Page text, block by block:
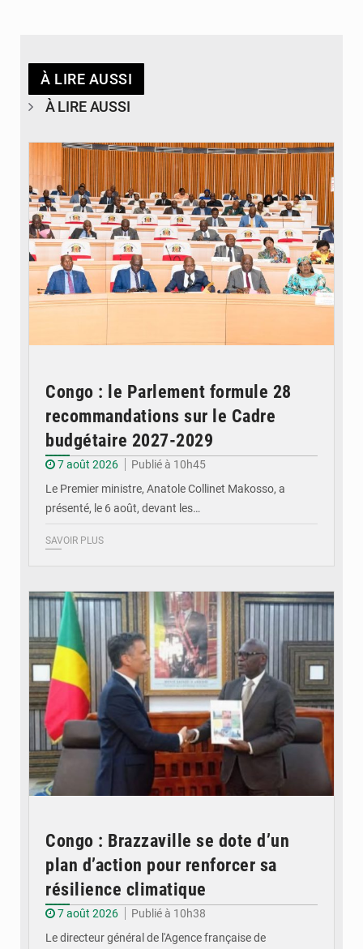
À LIRE AUSSI
À LIRE AUSSI
Congo : le Parlement formule 28
recommandations sur le Cadre
budgétaire 2027-2029
7 août 2026
Publié à 10h45
Le Premier ministre, Anatole Collinet Makosso, a
présenté, le 6 août, devant les…
SAVOIR PLUS
Congo : Brazzaville se dote d’un
plan d’action pour renforcer sa
résilience climatique
7 août 2026
Publié à 10h38
Le directeur général de l'Agence française de